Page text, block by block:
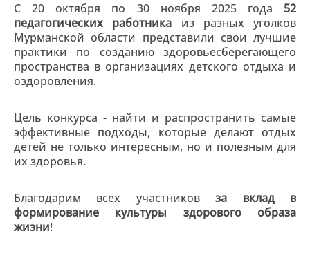
С 20 октября по 30 ноября 2025 года 52
педагогических работника из разных уголков
Мурманской области представили свои лучшие
практики по созданию здоровьесберегающего
пространства в организациях детского отдыха и
оздоровления.
Цель конкурса - найти и распространить самые
эффективные подходы, которые делают отдых
детей не только интересным, но и полезным для
их здоровья.
Благодарим всех участниковза вклад в
формирование культуры здорового образа
жизни!